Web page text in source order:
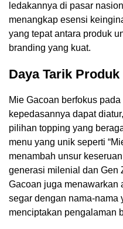
ledakannya di pasar
menangkap esensi
yang tepat antara produk
branding yang kuat.
Daya Tarik Produk
Mie Gacoan berfokus
kepedasannya dapat
pilihan topping yang
menu yang unik seperti
menambah unsur
generasi milenial dan Gen
Gacoan juga menawarkan
segar dengan nama-nama
menciptakan pengalaman